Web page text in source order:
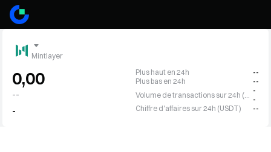
Mintlayer
0,00
--
-
Plus haut en 24h
--
Plus bas en 24h
--
-
-
Chiffre d'affaires sur 24h (USDT)
--